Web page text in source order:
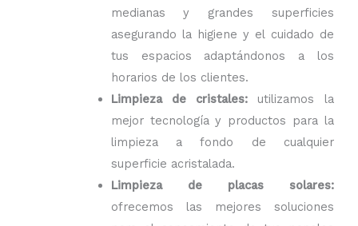
medianas y grandes superficies
asegurando la higiene y el cuidado de
tus espacios adaptándonos a los
horarios de los clientes.
Limpieza de cristales: utilizamos la
mejor tecnología y productos para la
limpieza a fondo de cualquier
superficie acristalada.
Limpieza de placas solares:
ofrecemos las mejores soluciones